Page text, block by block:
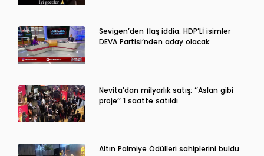
Sevigen’den flaş iddia: HDP’Lİ isimler
DEVA Partisi’nden aday olacak
Nevita’dan milyarlık satış: ‘’Aslan gibi
proje’’ 1 saatte satıldı
Altın Palmiye Ödülleri sahiplerini buldu